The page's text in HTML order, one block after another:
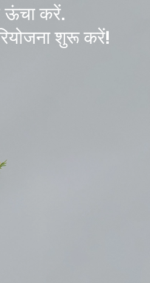
ऊंचा करें.
शुरू करें!